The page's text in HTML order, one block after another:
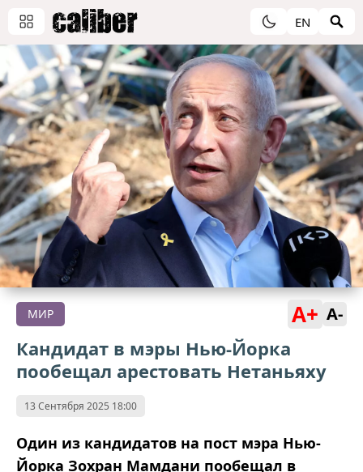
EN
МИР A+ A-
Кандидат в мэры Нью-Йорка
пообещал арестовать Нетаньяху
13 Сентября 2025 18:00
Один из кандидатов на пост мэра Нью-
Йорка Зохран Мамдани пообещал в